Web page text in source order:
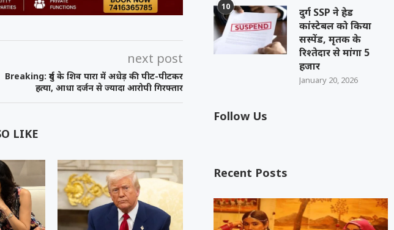
next post
Breaking: दुर्ग के शिव पारा में अधेड़ की पीट-पीटकर
हत्या, आधा दर्जन से ज्यादा आरोपी गिरफ्तार
LIKE
10
दुर्ग SSP ने हेड
कांस्टेबल को किया
सस्पेंड, मृतक के
रिश्तेदार से मांगा 5
हजार
January 20, 2026
Follow Us
Recent Posts